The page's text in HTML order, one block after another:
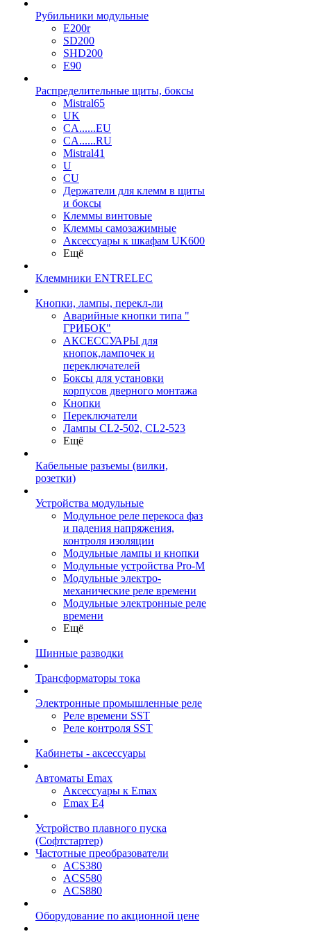
Рубильники модульные
E200r
SD200
SHD200
E90
Распределительные щиты, боксы
Mistral65
UK
CA......EU
CA......RU
Mistral41
U
CU
Держатели для клемм в щиты
и боксы
Клеммы винтовые
Клеммы самозажимные
Аксессуары к шкафам UK600
Ещё
Клеммники ENTRELEC
Кнопки, лампы, перекл-ли
Аварийные кнопки типа "
ГРИБОК"
АКСЕССУАРЫ для
кнопок,лампочек и
переключателей
Боксы для установки
корпусов дверного монтажа
Кнопки
Переключатели
Лампы CL2-502, CL2-523
Ещё
Кабельные разъемы (вилки,
розетки)
Устройства модульные
Модульное реле перекоса фаз
и падения напряжения,
контроля изоляции
Модульные лампы и кнопки
Модульные устройства Pro-M
Модульные электро-
механические реле времени
Модульные электронные реле
времени
Ещё
Шинные разводки
Трансформаторы тока
Электронные промышленные реле
Реле времени SST
Реле контроля SST
Кабинеты - аксессуары
Автоматы Emax
Аксессуары к Emax
Emax E4
Устройство плавного пуска
(Софтстартер)
Частотные преобразователи
ACS380
ACS580
ACS880
Оборудование по акционной цене